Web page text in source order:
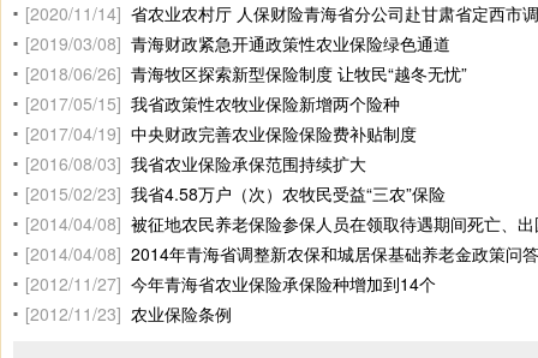
[2020/11/14] 省农业农村厅 人保财险青海省分公司赴甘肃省定西市
[2019/03/08] 青海财政紧急开通政策性农业保险绿色通道
[2018/06/26] 青海牧区探索新型保险制度 让牧民“越冬无忧”
[2017/05/15] 我省政策性农牧业保险新增两个险种
[2017/04/19] 中央财政完善农业保险保险费补贴制度
[2016/08/03] 我省农业保险承保范围持续扩大
[2015/02/23] 我省4.58万户（次）农牧民受益“三农”保险
[2014/04/08] 被征地农民养老保险参保人员在领取待遇期间死亡、出国（境
[2014/04/08] 2014年青海省调整新农保和城居保基础养老金政策问答
[2012/11/27] 今年青海省农业保险承保险种增加到14个
[2012/11/23] 农业保险条例